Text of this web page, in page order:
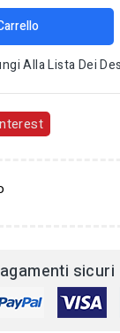
Alla Lista Dei
sicuri